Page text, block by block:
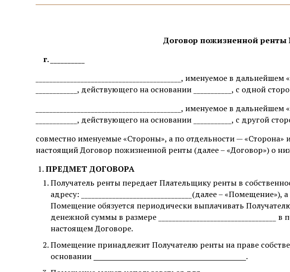
Договор пожизненной ренты
г.
__________________________________________, именуемое в дальнейшем «
____________, действующего на основании ___________, с одной
__________________________________________, именуемое в дальнейшем «
____________, действующего на основании ___________, с другой
совместно именуемые «Стороны», а по отдельности — «Сторона»
настоящий Договор пожизненной ренты (далее – «Договор») о
ПРЕДМЕТ ДОГОВОРА
Получатель ренты передает Плательщику ренты в
адресу: ________________________________(далее –
Помещение обязуется периодически выплачивать
денежной суммы в размере
настоящем Договоре.
Помещение принадлежит Получателю ренты на праве
основании
.